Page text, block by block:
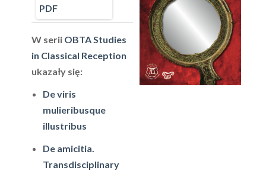
W serii OBTA Studies
in Classical Reception
ukazały się:
De viris
mulieribusque
illustribus
De amicitia.
Transdisciplinary